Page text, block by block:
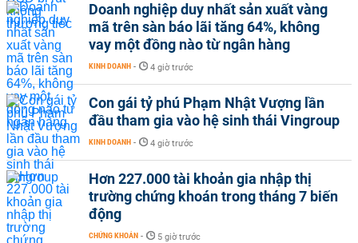
Doanh nghiệp duy nhất sản xuất vàng
mã trên sàn báo lãi tăng 64%, không
vay một đồng nào từ ngân hàng
KINH DOANH - 4 giờ trước
Con gái tỷ phú Phạm Nhật Vượng lần
đầu tham gia vào hệ sinh thái Vingroup
KINH DOANH - 4 giờ trước
Hơn 227.000 tài khoản gia nhập thị
trường chứng khoán trong tháng 7 biến
động
CHỨNG KHOÁN - 5 giờ trước